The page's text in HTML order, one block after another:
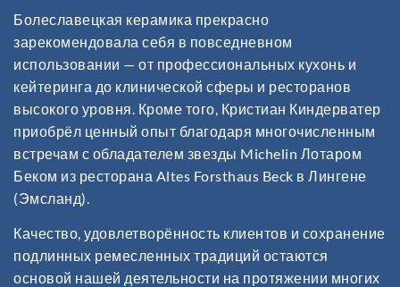
Болеславецкая керамика прекрасно
зарекомендовала себя в повседневном
использовании — от профессиональных кухонь и
кейтеринга до клинической сферы и ресторанов
высокого уровня. Кроме того, Кристиан Киндерватер
приобрёл ценный опыт благодаря многочисленным
встречам с обладателем звезды Michelin Лотаром
Беком из ресторана Altes Forsthaus Beck в Лингене
(Эмсланд).
Качество, удовлетворённость клиентов и сохранение
подлинных ремесленных традиций остаются
основой нашей деятельности на протяжении многих